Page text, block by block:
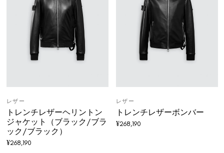
レザー
トレンチレザーヘリントン
ジャケット（ブラック/ブラ
ック/ブラック）
¥268,190
レザー
トレンチレザーボンバー
¥268,190